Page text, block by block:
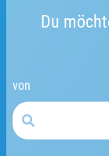
Du
von